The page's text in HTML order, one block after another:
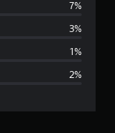
l
7%
3%
1%
2%